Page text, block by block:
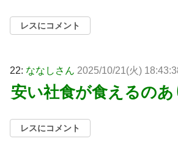
レスにコメント
22: ななしさん 2025/10/21(火)
安い社食が食えるの
レスにコメント